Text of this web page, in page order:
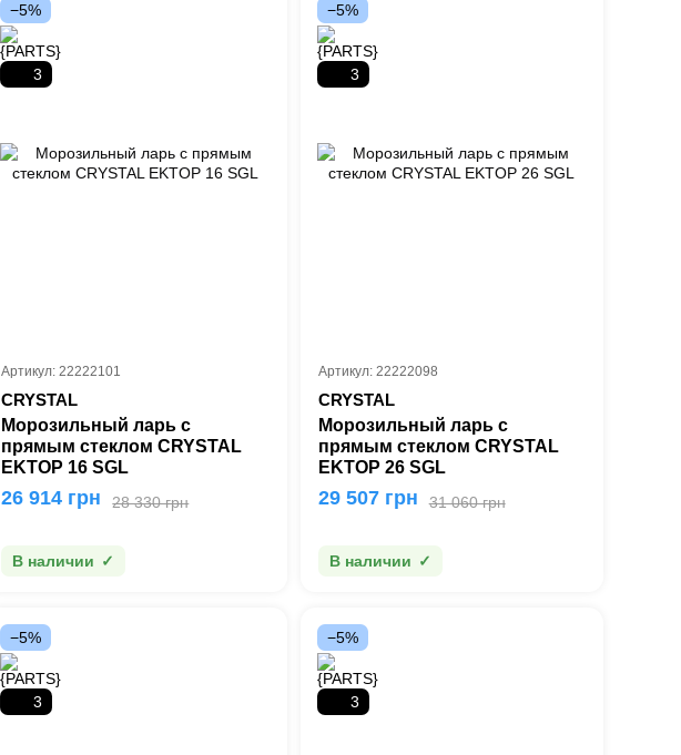
−5%
3
Артикул: 22222101
CRYSTAL
Морозильный ларь с
прямым стеклом CRYSTAL
ΕΚΤΟΡ 16 SGL
28 330 грн
26 914 грн
В наличии
−5%
3
Артикул: 22222098
CRYSTAL
Морозильный ларь с
прямым стеклом CRYSTAL
ΕΚΤΟΡ 26 SGL
31 060 грн
29 507 грн
В наличии
−5%
3
−5%
3